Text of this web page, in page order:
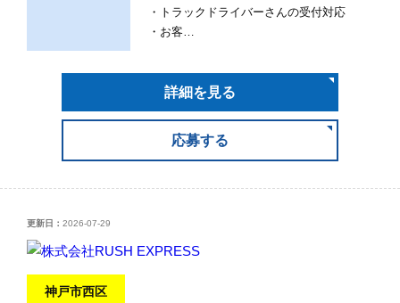
・トラックドライバーさんの受付対応
・お客…
詳細を見る
応募する
更新日： 2026-07-29
神戸市西区